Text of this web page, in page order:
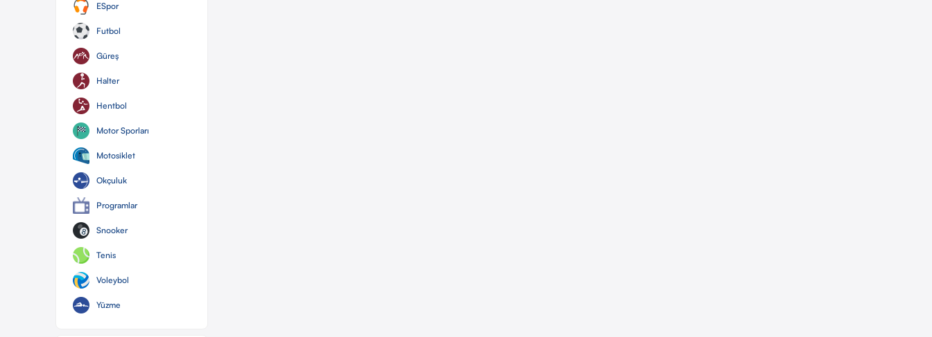
ESpor
Futbol
Güreş
Halter
Hentbol
Motor Sporları
Motosiklet
Okçuluk
Programlar
Snooker
Tenis
Voleybol
Yüzme